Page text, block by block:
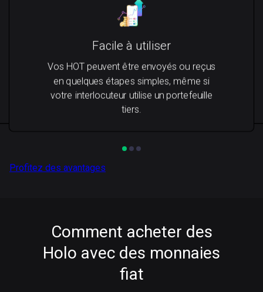
Facile à utiliser
Vos HOT peuvent être envoyés ou reçus
en quelques étapes simples, même si
votre interlocuteur utilise un portefeuille
tiers.
Profitez des avantages
Comment acheter des
Holo avec des monnaies
fiat